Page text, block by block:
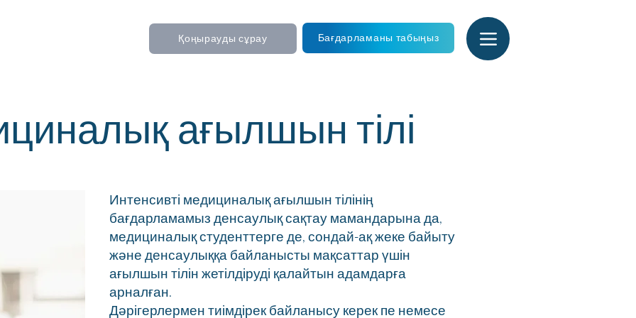
Қоңырауды сұрау Бағдарламаны табыңыз
ағылшын тілі
Интенсивті медициналық ағылшын тілінің
бағдарламамыз денсаулық сақтау мамандарына да,
медициналық студенттерге де, сондай-ақ жеке байыту
және денсаулыққа байланысты мақсаттар үшін
ағылшын тілін жетілдіруді қалайтын адамдарға
арналған.
Дәрігерлермен тиімдірек байланысу керек пе немесе